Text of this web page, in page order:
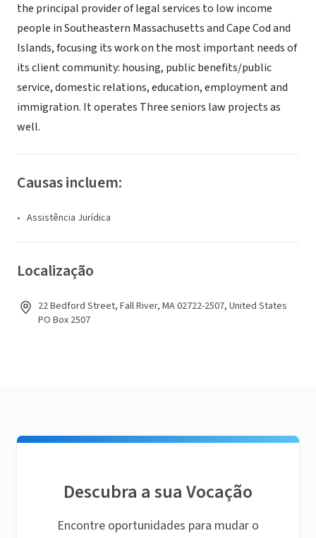
the principal provider of legal services to low income
people in Southeastern Massachusetts and Cape Cod and
Islands, focusing its work on the most important needs of
its client community: housing, public benefits/public
service, domestic relations, education, employment and
immigration. It operates Three seniors law projects as
well.
Causas incluem:
Assistência Jurídica
Localização
22 Bedford Street, Fall River, MA 02722-2507, United States
PO Box 2507
Descubra a sua Vocação
Encontre oportunidades para mudar o